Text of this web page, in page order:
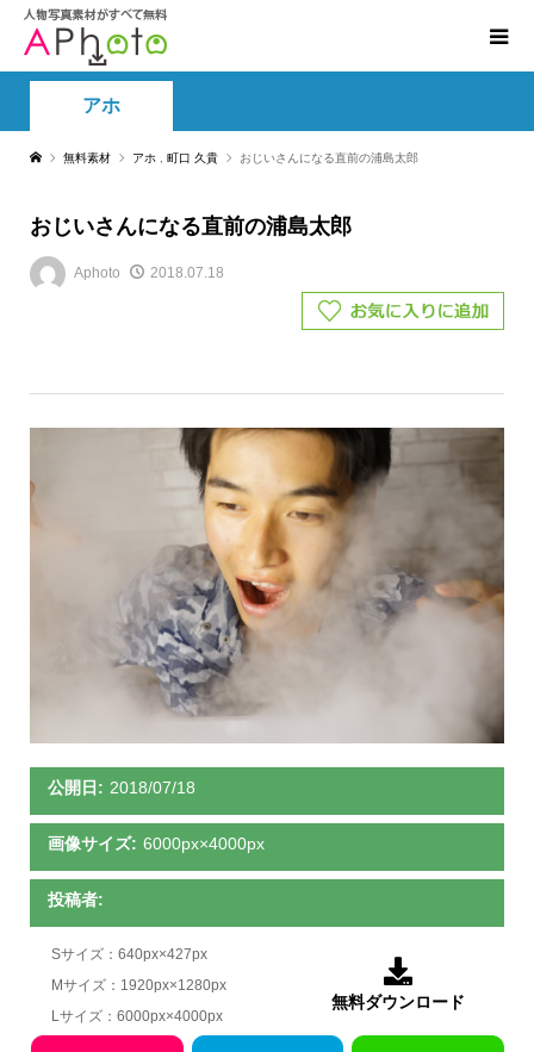
アホ
無料素材 アホ 町口 久貴 おじいさんになる直前の浦島太郎
おじいさんになる直前の浦島太郎
Aphoto 2018.07.18
公開日: 2018/07/18
画像サイズ: 6000px×4000px
投稿者:
Sサイズ：640px×427px
Mサイズ：1920px×1280px
Lサイズ：6000px×4000px

無料ダウンロード